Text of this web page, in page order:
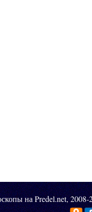
на Predel.net,